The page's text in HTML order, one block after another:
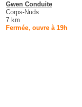
Gwen Conduite
Corps-Nuds
7 km
Fermée, ouvre à 19h